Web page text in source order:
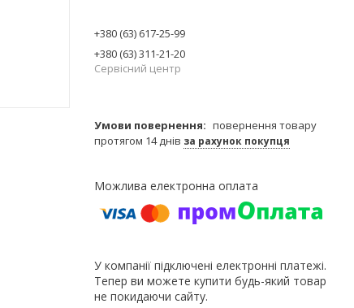
+380 (63) 617-25-99
+380 (63) 311-21-20
Сервісний центр
повернення товару
протягом 14 днів за рахунок покупця
У компанії підключені електронні платежі.
Тепер ви можете купити будь-який товар
не покидаючи сайту.